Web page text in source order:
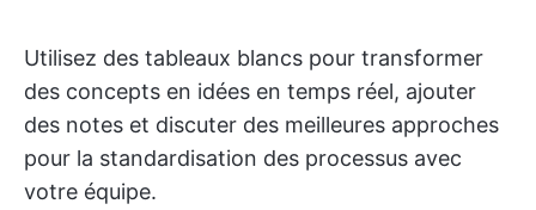
Utilisez des tableaux blancs pour transformer
des concepts en idées en temps réel, ajouter
des notes et discuter des meilleures approches
pour la standardisation des processus avec
votre équipe.